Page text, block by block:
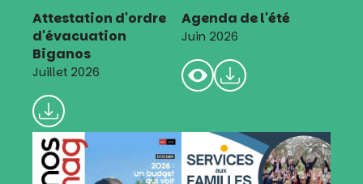
Attestation d'ordre
d'évacuation
Biganos
Juillet 2026
Agenda de l'été
Juin 2026